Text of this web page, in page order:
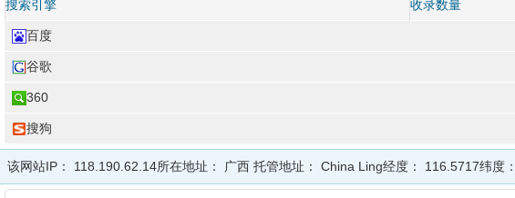
搜索引擎 收录数量
百度
谷歌
360
搜狗
该网站IP： 118.190.62.14所在地址： 广西 托管地址： China Ling经度： 116.5717纬度：